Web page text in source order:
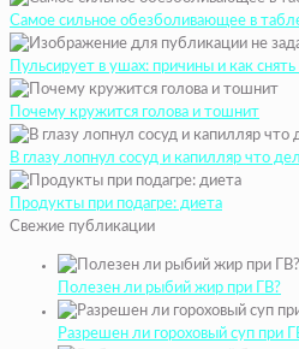
Самое сильное обезболивающее в
Пульсирует в ушах: причины и как
Почему кружится голова и тошнит
В глазу лопнул сосуд и капилляр что
Продукты при подагре: диета
Свежие публикации
Полезен ли рыбий жир при ГВ?
Разрешен ли гороховый суп при